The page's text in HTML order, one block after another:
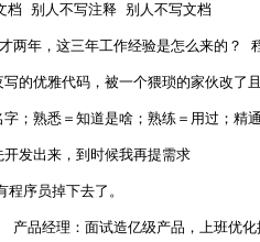
档 别人不写注释 别人不写文档
两年，这三年工作经验是怎么来的
的优雅代码，被一个猥琐的家伙改
；熟悉＝知道是啥；熟练＝用过；精
发出来，到时候我再提需求
程序员掉下去了。
产品经理：面试造亿级产品，上班优